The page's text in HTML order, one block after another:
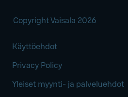
Copyright Vaisala 2026
Käyttöehdot
Privacy Policy
Yleiset myynti- ja palveluehdot